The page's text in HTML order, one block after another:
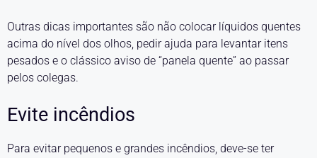
Outras dicas importantes são não colocar líquidos quentes
acima do nível dos olhos, pedir ajuda para levantar itens
pesados e o clássico aviso de “panela quente” ao passar
pelos colegas.
Evite incêndios
Para evitar pequenos e grandes incêndios, deve-se ter